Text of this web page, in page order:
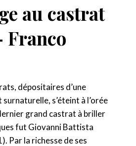
au castrat
Franco
dépositaires d’une
s’éteint à l’orée
grand castrat à briller
fut Giovanni Battista
Par la richesse de ses